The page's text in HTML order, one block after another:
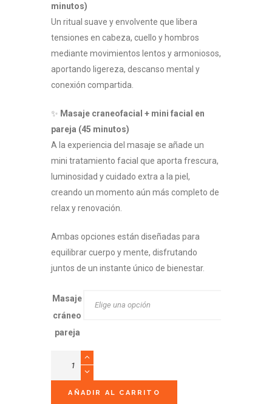
minutos)
Un ritual suave y envolvente que libera
tensiones en cabeza, cuello y hombros
mediante movimientos lentos y armoniosos,
aportando ligereza, descanso mental y
conexión compartida.
✨ Masaje craneofacial + mini facial en
pareja (45 minutos)
A la experiencia del masaje se añade un
mini tratamiento facial que aporta frescura,
luminosidad y cuidado extra a la piel,
creando un momento aún más completo de
relax y renovación.
Ambas opciones están diseñadas para
equilibrar cuerpo y mente, disfrutando
juntos de un instante único de bienestar.
Masaje
cráneo
pareja
Craneofacial
ParejaAÑADIR AL CARRITO